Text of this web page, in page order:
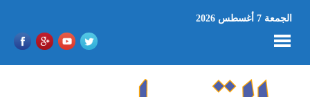
الجمعة 7 أغسطس 2026